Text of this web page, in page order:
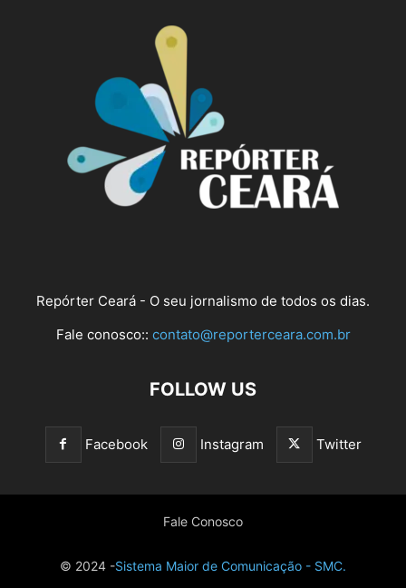
Repórter Ceará - O seu jornalismo de todos os dias.
Fale conosco:: contato@reporterceara.com.br
FOLLOW US
Facebook Instagram Twitter
Fale Conosco
© 2024 -Sistema Maior de Comunicação - SMC.